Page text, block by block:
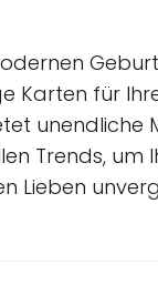
Karten für
unendliche
Trends, um
Lieben